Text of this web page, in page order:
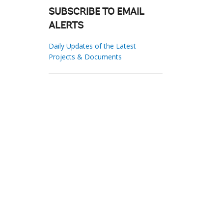
SUBSCRIBE TO EMAIL
ALERTS
Daily Updates of the Latest
Projects & Documents